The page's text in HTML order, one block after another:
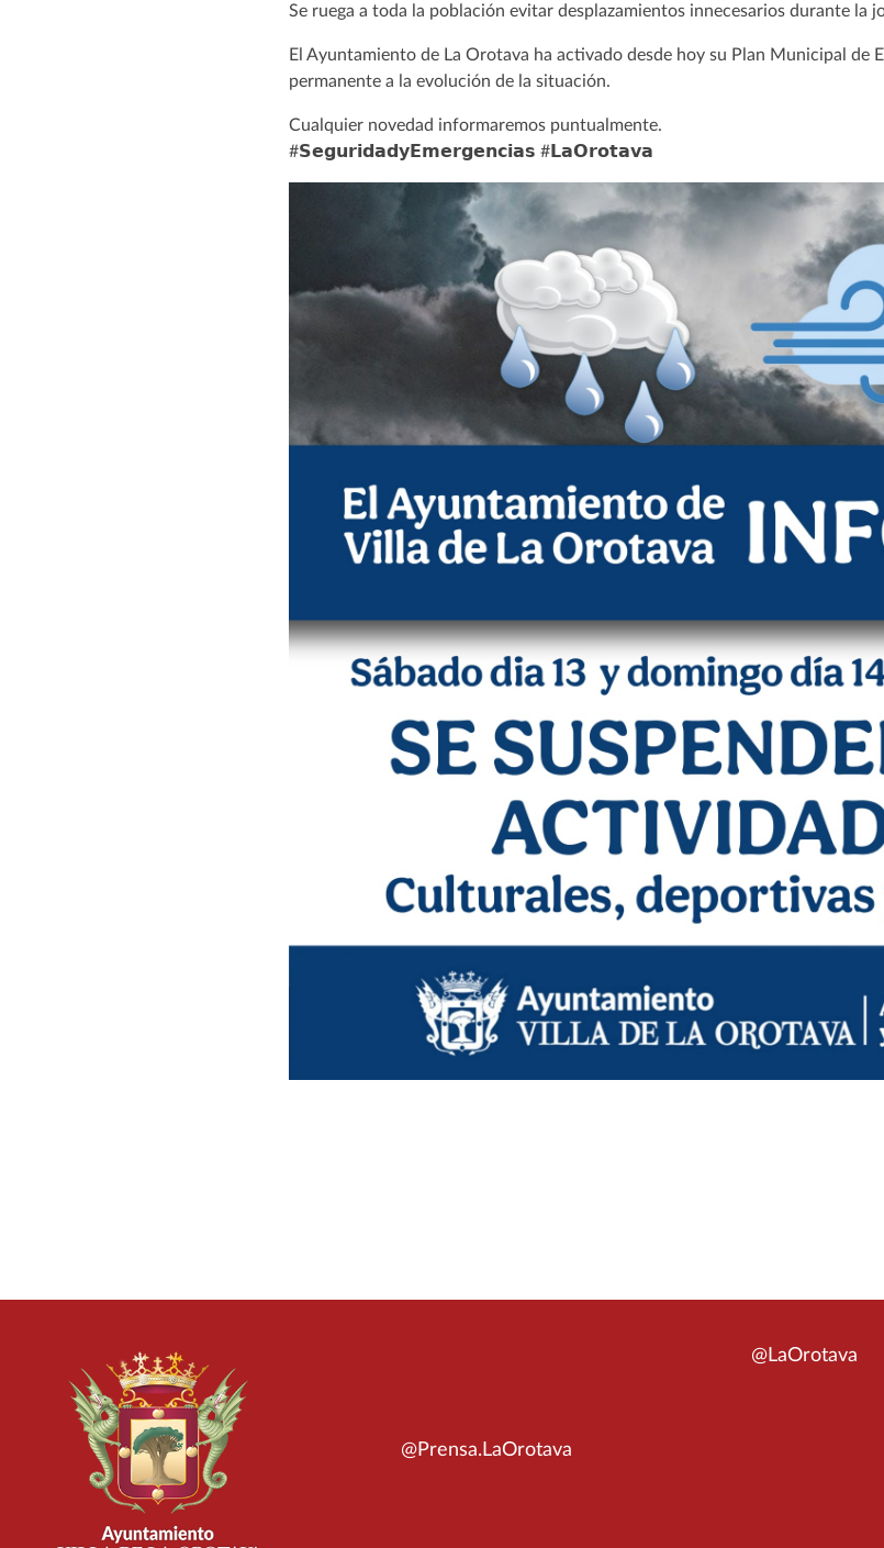
Se ruega a toda la población evitar desplazamientos innecesarios durante la
El Ayuntamiento de La Orotava ha activado desde hoy su Plan Municipal de
permanente a la evolución de la situación.
Cualquier novedad informaremos puntualmente.
#𝗦𝗲𝗴𝘂𝗿𝗶𝗱𝗮𝗱𝘆𝗘𝗺𝗲𝗿𝗴𝗲𝗻𝗰𝗶𝗮𝘀 #𝗟𝗮𝗢𝗿𝗼𝘁𝗮𝘃𝗮
@Prensa.LaOrotava
@LaOrotava